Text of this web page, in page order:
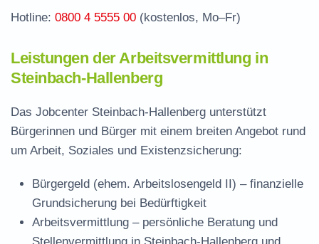
Häufige Fragen rund ums Jobcenter
Hotline: 0800 4 5555 00 (kostenlos, Mo–Fr)
Leistungen der Arbeitsvermittlung in
Steinbach-Hallenberg
Das Jobcenter Steinbach-Hallenberg unterstützt
Bürgerinnen und Bürger mit einem breiten Angebot rund
um Arbeit, Soziales und Existenzsicherung:
Bürgergeld (ehem. Arbeitslosengeld II) – finanzielle
Grundsicherung bei Bedürftigkeit
Arbeitsvermittlung – persönliche Beratung und